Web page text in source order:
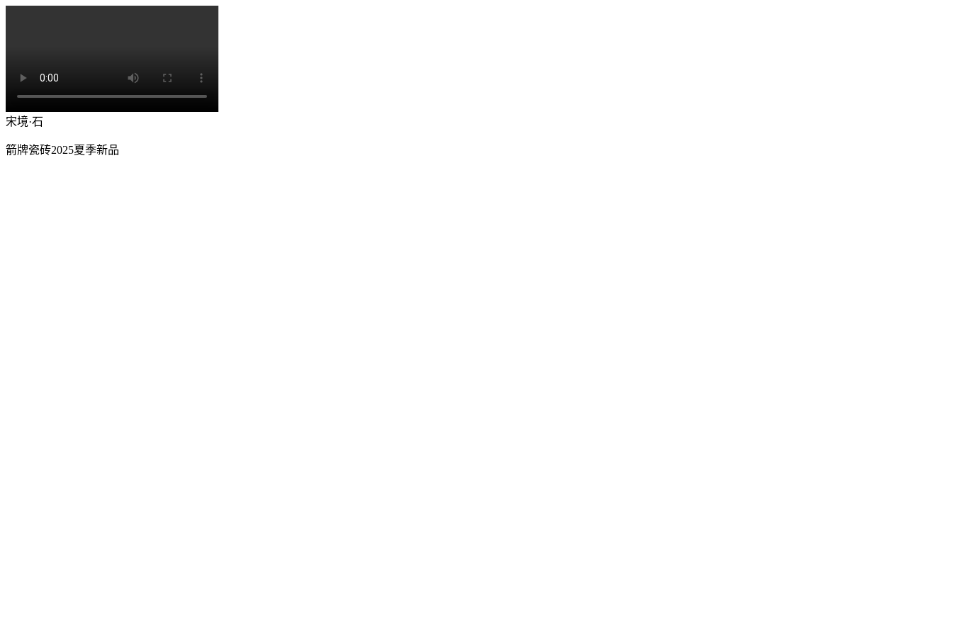
宋境·石
箭牌瓷砖2025夏季新品